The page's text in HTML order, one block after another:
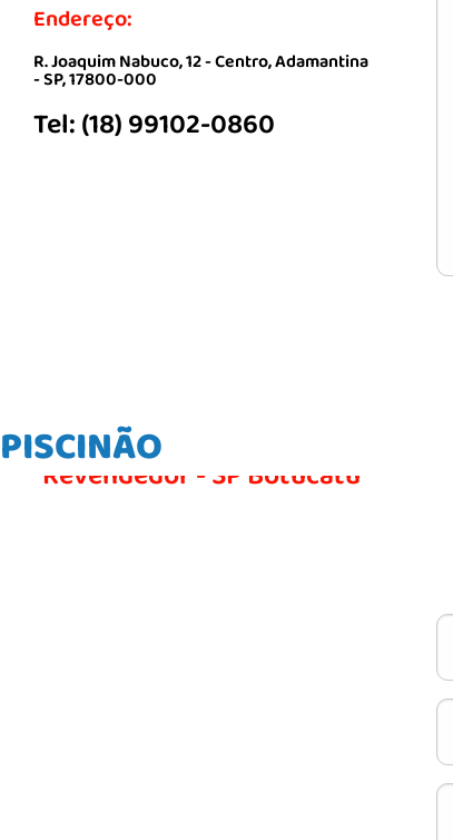
Endereço:
R. Joaquim Nabuco, 12 - Centro, Adamantina
- SP, 17800-000
Tel: (18) 99102-0860
PISCINÃO
Revendedor - SP Botucatu